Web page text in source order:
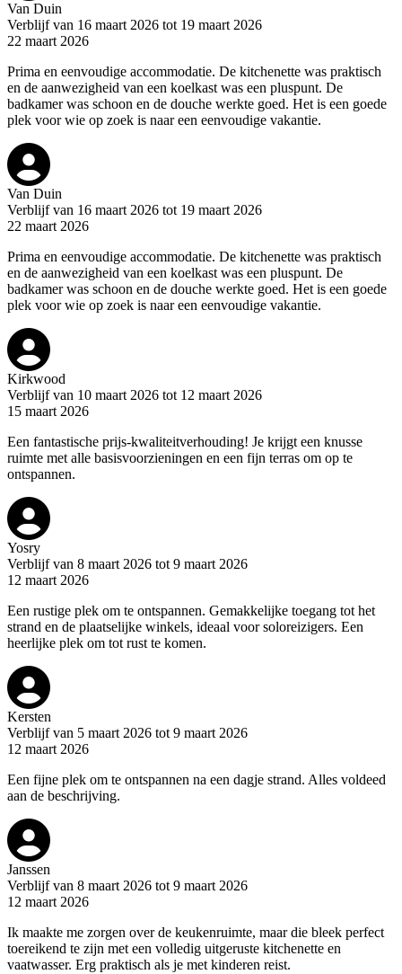
Van Duin
Verblijf van 16 maart 2026 tot 19 maart 2026
22 maart 2026
Prima en eenvoudige accommodatie. De kitchenette was praktisch
en de aanwezigheid van een koelkast was een pluspunt. De
badkamer was schoon en de douche werkte goed. Het is een goede
plek voor wie op zoek is naar een eenvoudige vakantie.
Van Duin
Verblijf van 16 maart 2026 tot 19 maart 2026
22 maart 2026
Prima en eenvoudige accommodatie. De kitchenette was praktisch
en de aanwezigheid van een koelkast was een pluspunt. De
badkamer was schoon en de douche werkte goed. Het is een goede
plek voor wie op zoek is naar een eenvoudige vakantie.
Kirkwood
Verblijf van 10 maart 2026 tot 12 maart 2026
15 maart 2026
Een fantastische prijs-kwaliteitverhouding! Je krijgt een knusse
ruimte met alle basisvoorzieningen en een fijn terras om op te
ontspannen.
Yosry
Verblijf van 8 maart 2026 tot 9 maart 2026
12 maart 2026
Een rustige plek om te ontspannen. Gemakkelijke toegang tot het
strand en de plaatselijke winkels, ideaal voor soloreizigers. Een
heerlijke plek om tot rust te komen.
Kersten
Verblijf van 5 maart 2026 tot 9 maart 2026
12 maart 2026
Een fijne plek om te ontspannen na een dagje strand. Alles voldeed
aan de beschrijving.
Janssen
Verblijf van 8 maart 2026 tot 9 maart 2026
12 maart 2026
Ik maakte me zorgen over de keukenruimte, maar die bleek perfect
toereikend te zijn met een volledig uitgeruste kitchenette en
vaatwasser. Erg praktisch als je met kinderen reist.